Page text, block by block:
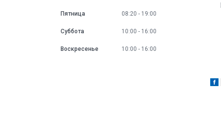
Пятница 08:20 19:00
Суббота 10:00 16:00
Воскресенье 10:00 16:00